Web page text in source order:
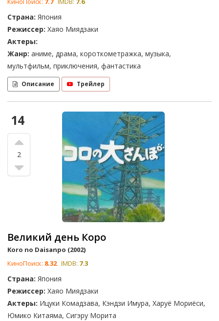
Страна: Япония
Режиссер: Хаяо Миядзаки
Актеры:
Жанр: аниме, драма, короткометражка, музыка,
мультфильм, приключения, фантастика
Описание Трейлер
14
2
Великий день Коро
Koro no Daisanpo (2002)
КиноПоиск: 8.32 IMDB: 7.3
Страна: Япония
Режиссер: Хаяо Миядзаки
Актеры: Ицуки Комадзава, Кэндзи Имура, Харуё Мориёси,
Юмико Китаяма, Сигэру Морита